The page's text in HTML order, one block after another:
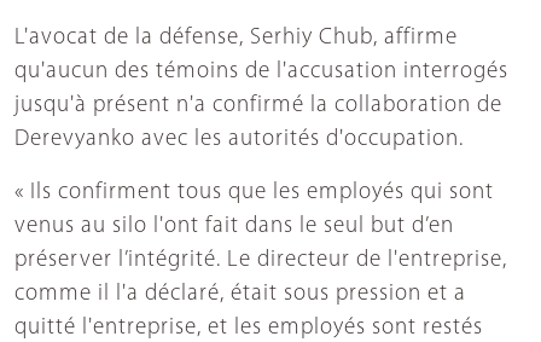
L'avocat de la défense, Serhiy Chub, affirme
qu'aucun des témoins de l'accusation interrogés
jusqu'à présent n'a confirmé la collaboration de
Derevyanko avec les autorités d'occupation.
« Ils confirment tous que les employés qui sont
venus au silo l'ont fait dans le seul but d’en
préserver l’intégrité. Le directeur de l'entreprise,
comme il l'a déclaré, était sous pression et a
quitté l'entreprise, et les employés sont restés